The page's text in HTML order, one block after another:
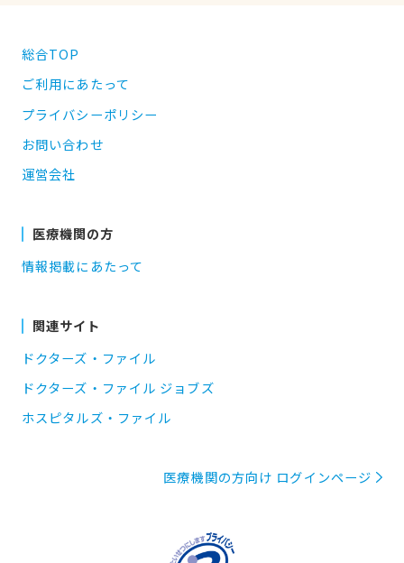
総合TOP
ご利用にあたって
プライバシーポリシー
お問い合わせ
運営会社
医療機関の方
情報掲載にあたって
関連サイト
ドクターズ・ファイル
ドクターズ・ファイル ジョブズ
ホスピタルズ・ファイル
医療機関の方向け ログインページ